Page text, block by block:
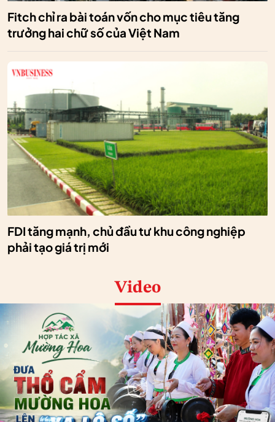
Fitch chỉ ra bài toán vốn cho mục tiêu tăng
trưởng hai chữ số của Việt Nam
FDI tăng mạnh, chủ đầu tư khu công nghiệp
phải tạo giá trị mới
Video